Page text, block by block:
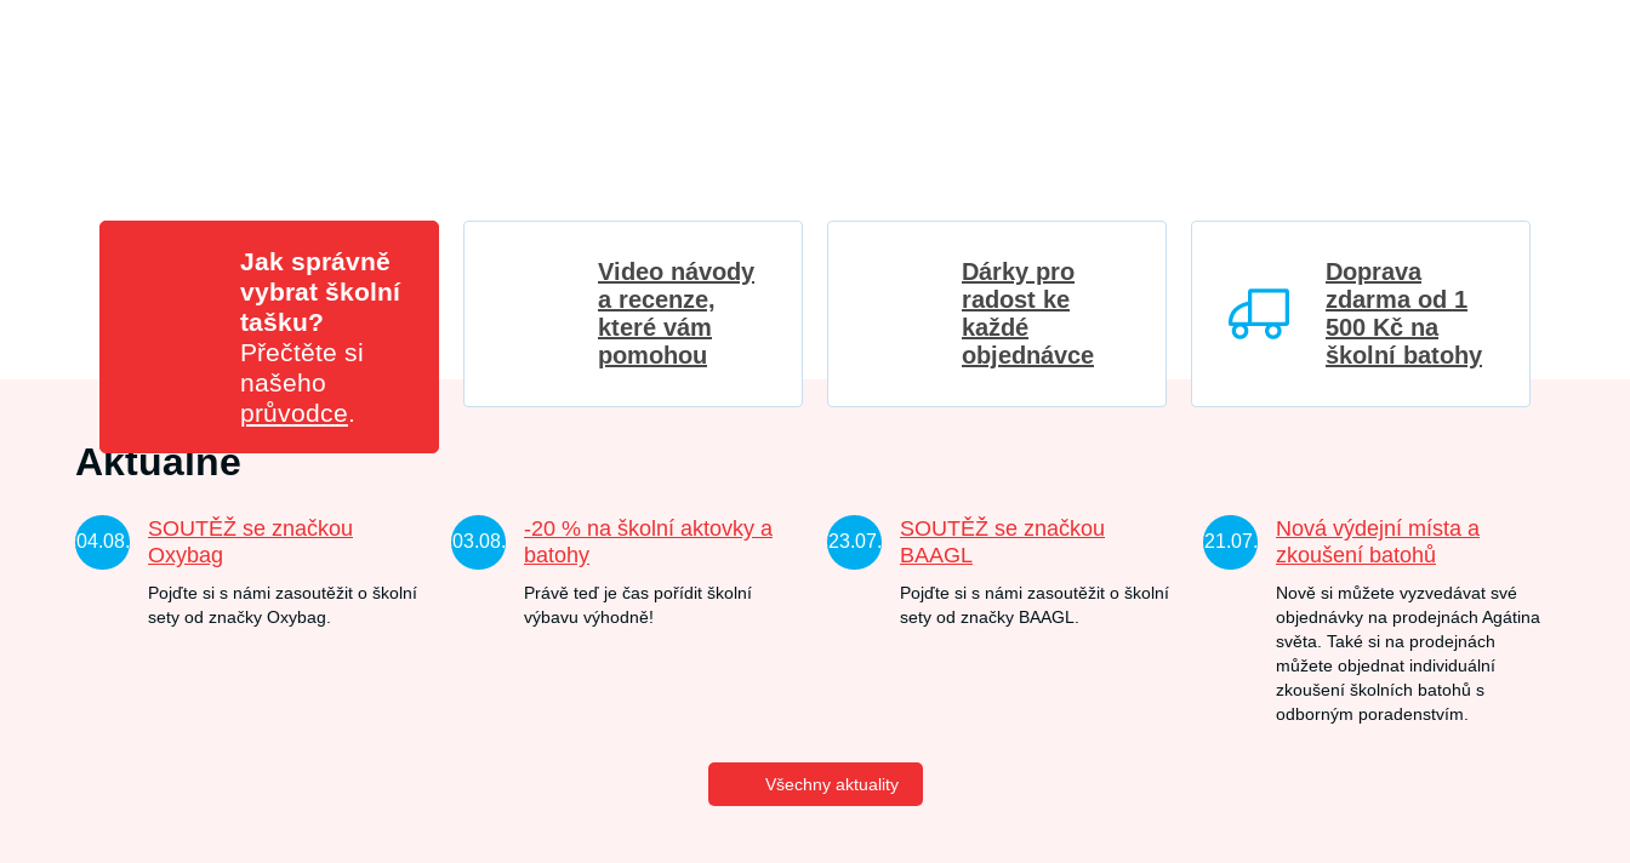
Jak správně
vybrat školní
tašku?
Přečtěte si
našeho
průvodce.
Video návody
a recenze,
které vám
pomohou
Dárky pro
radost ke
každé
objednávce
Doprava
zdarma od 1
500 Kč na
školní batohy
Aktuálně
04.08.
SOUTĚŽ se značkou
Oxybag
Pojďte si s námi zasoutěžit o školní
sety od značky Oxybag.
03.08.
-20 % na školní aktovky a
batohy
Právě teď je čas pořídit školní
výbavu výhodně!
23.07.
SOUTĚŽ se značkou
BAAGL
Pojďte si s námi zasoutěžit o školní
sety od značky BAAGL.
21.07.
Nová výdejní místa a
zkoušení batohů
Nově si můžete vyzvedávat své
objednávky na prodejnách Agátina
světa. Také si na prodejnách
můžete objednat individuální
zkoušení školních batohů s
odborným poradenstvím.
Všechny aktuality